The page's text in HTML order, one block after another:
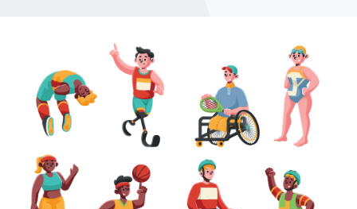
Veneto, aperto un campus estivo